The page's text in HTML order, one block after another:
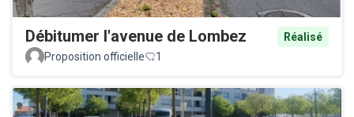
Débitumer l'avenue de Lombez
Réalisé
Proposition officielle
1